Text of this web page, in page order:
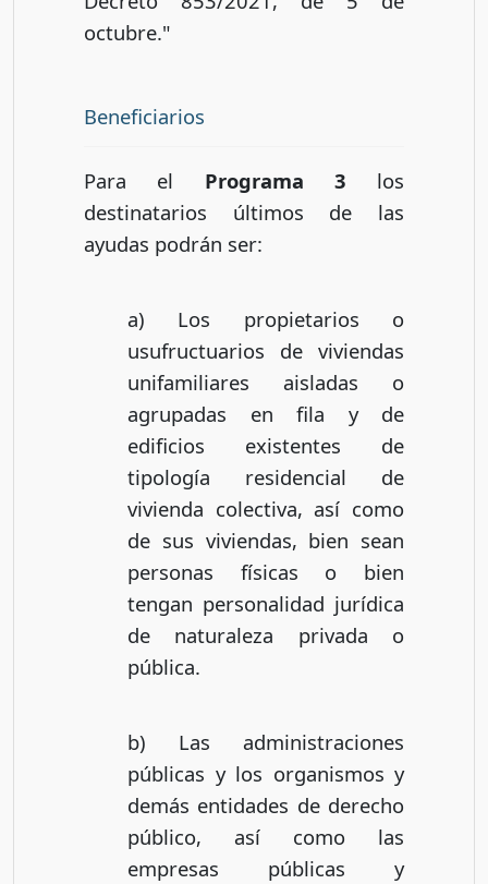
octubre."
Beneficiarios
Para el Programa 3 los
destinatarios últimos de las
ayudas podrán ser:
a) Los propietarios o
usufructuarios de viviendas
unifamiliares aisladas o
agrupadas en fila y de
edificios existentes de
tipología residencial de
vivienda colectiva, así como
de sus viviendas, bien sean
personas físicas o bien
tengan personalidad jurídica
de naturaleza privada o
pública.
b) Las administraciones
públicas y los organismos y
demás entidades de derecho
público, así como las
empresas públicas y